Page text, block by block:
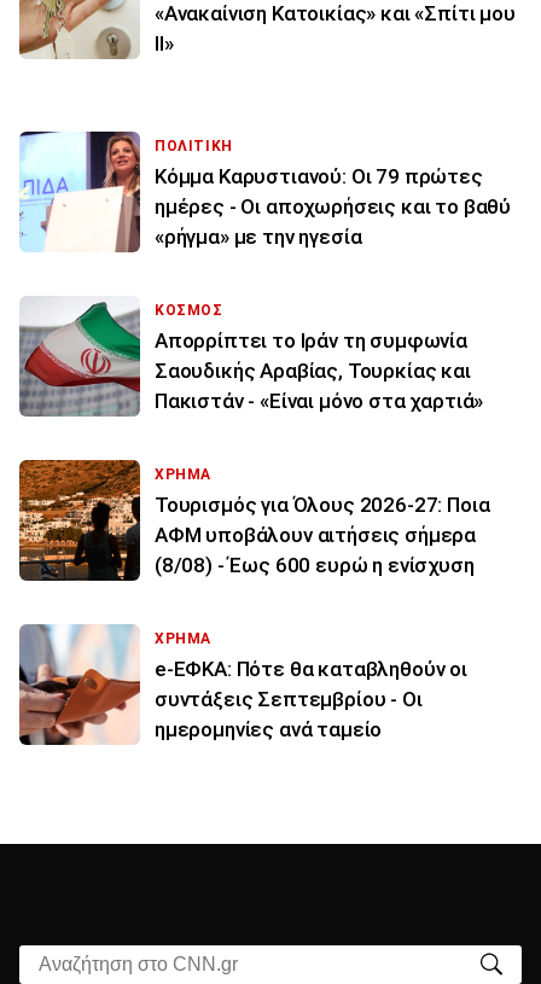
«Ανακαίνιση Κατοικίας» και «Σπίτι μου
ΙΙ»
ΠΟΛΙΤΙΚΗ
Κόμμα Καρυστιανού: Οι 79 πρώτες
ημέρες - Οι αποχωρήσεις και το βαθύ
«ρήγμα» με την ηγεσία
ΚΟΣΜΟΣ
Απορρίπτει το Ιράν τη συμφωνία
Σαουδικής Αραβίας, Τουρκίας και
Πακιστάν - «Είναι μόνο στα χαρτιά»
ΧΡΗΜΑ
Τουρισμός για Όλους 2026-27: Ποια
ΑΦΜ υποβάλουν αιτήσεις σήμερα
(8/08) - Έως 600 ευρώ η ενίσχυση
ΧΡΗΜΑ
e-ΕΦΚΑ: Πότε θα καταβληθούν οι
συντάξεις Σεπτεμβρίου - Οι
ημερομηνίες ανά ταμείο
Αναζήτηση στο CNN.gr